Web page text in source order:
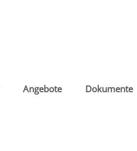
Angebote Dokumente